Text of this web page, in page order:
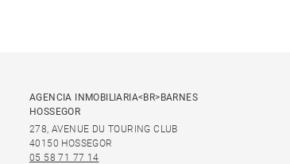
AGENCIA INMOBILIARIA<BR>BARNES
HOSSEGOR
278, AVENUE DU TOURING CLUB
40150 HOSSEGOR
05 58 71 77 14